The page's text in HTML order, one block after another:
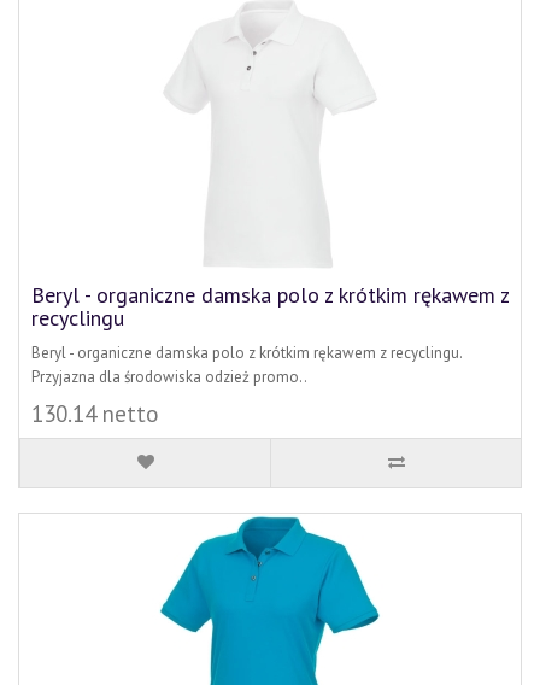
Beryl - organiczne damska polo z krótkim rękawem z
recyclingu
Beryl - organiczne damska polo z krótkim rękawem z recyclingu.
Przyjazna dla środowiska odzież promo..
130.14 netto